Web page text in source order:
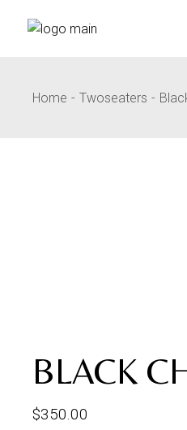
Home Twoseaters
BLACK
$350.00